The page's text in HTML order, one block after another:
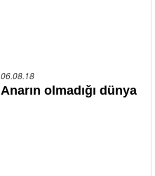
06.08.18
Anarın olmadığı dünya